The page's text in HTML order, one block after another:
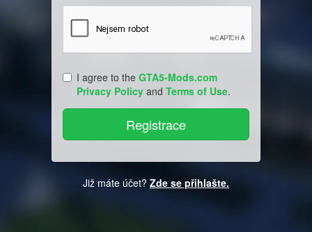
I agree to the GTA5-Mods.com
Privacy Policy and Terms of Use.
Již máte účet? Zde se přihlašte.